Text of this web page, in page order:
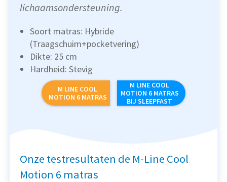
lichaamsondersteuning.
Soort matras: Hybride
(Traagschuim+pocketvering)
Dikte: 25 cm
Hardheid: Stevig
M LINE COOL
MOTION 6 MATRAS
M LINE COOL
MOTION 6 MATRAS
BIJ SLEEPFAST
Onze testresultaten de M-Line Cool
Motion 6 matras